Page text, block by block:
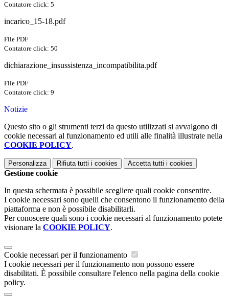
Contatore click: 5
incarico_15-18.pdf
File PDF
Contatore click: 50
dichiarazione_insussistenza_incompatibilita.pdf
File PDF
Contatore click: 9
Notizie
Questo sito o gli strumenti terzi da questo utilizzati si avvalgono di
cookie necessari al funzionamento ed utili alle finalità illustrate nella
COOKIE POLICY.
Personalizza Rifiuta tutti i cookies Accetta tutti i cookies
Gestione cookie
In questa schermata è possibile scegliere quali cookie consentire.
I cookie necessari sono quelli che consentono il funzionamento della
piattaforma e non è possibile disabilitarli.
Per conoscere quali sono i cookie necessari al funzionamento potete
visionare la COOKIE POLICY.
Cookie necessari per il funzionamento
I cookie necessari per il funzionamento non possono essere
disabilitati. È possibile consultare l'elenco nella pagina della cookie
policy.